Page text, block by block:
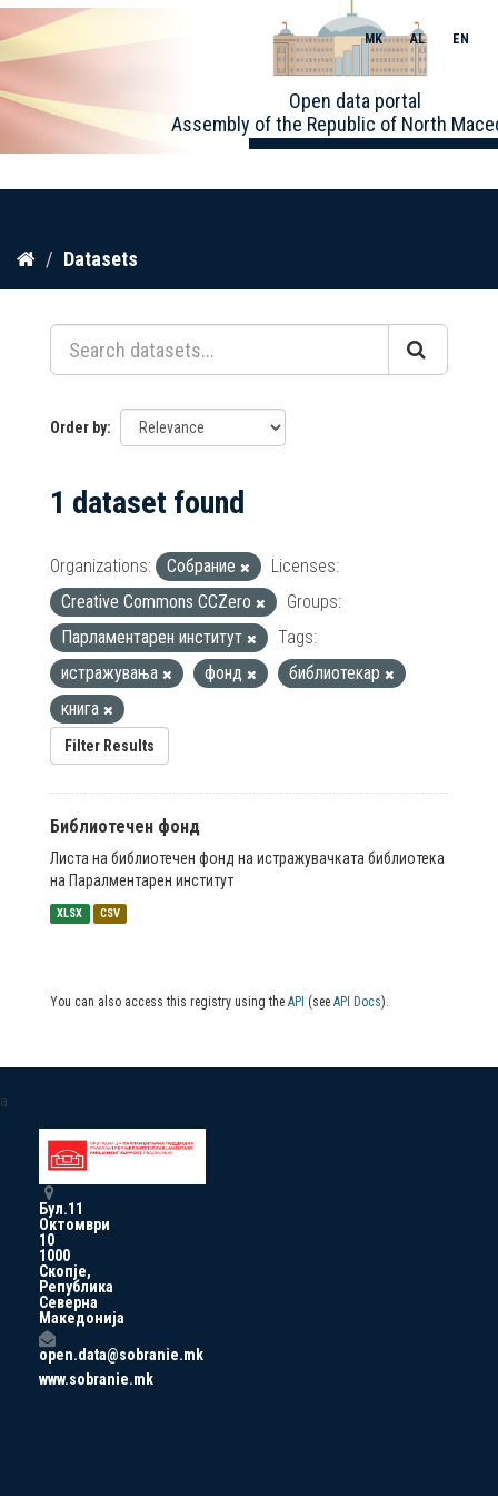
Skip
content
Open data portal
Assembly of the Republic of North
MK AL EN
Datasets
Order by
1 dataset found
Organizations: Собрание
Licenses:
Creative Commons CCZero
Groups:
Парламентарен институт
Tags:
истражувања
фонд
библиотекар
книга
Filter Results
Библиотечен фонд
Листа на библиотечен фонд на истражувачката библиотека
на Паралментарен институт
XLSX CSV
You can also access this registry using the API (see API Docs).
a
Бул.11
Октомври
10
1000
Скопје,
Република
Северна
Македонија
open.data@sobranie.mk
www.sobranie.mk